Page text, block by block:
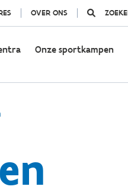
OVER ONS
Onze sportkampen